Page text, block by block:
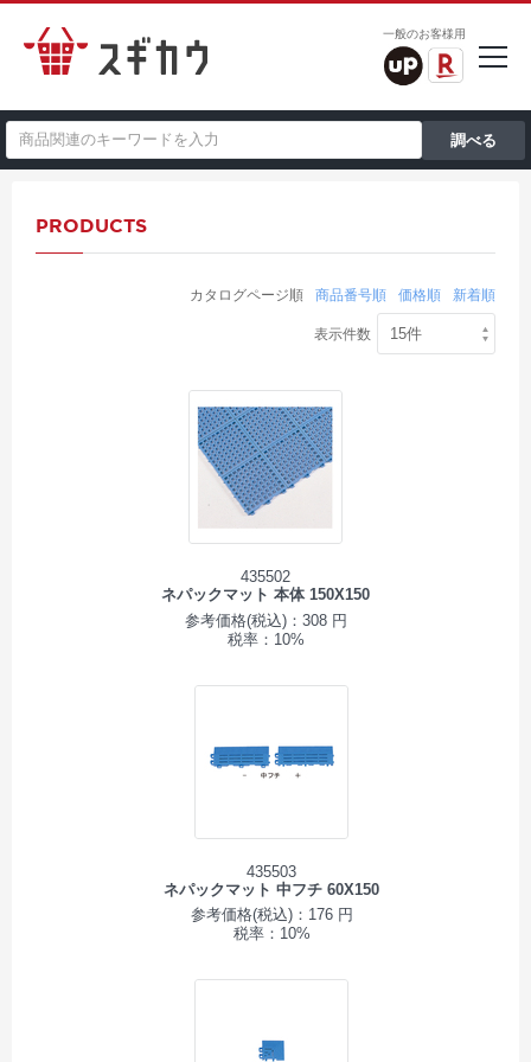
一般のお客様用
PRODUCTS
カタログページ順 商品番号順 価格順 新着順
表示件数
435502
ネパックマット 本体 150X150
参考価格(税込)：308 円
税率：10%
435503
ネパックマット 中フチ 60X150
参考価格(税込)：176 円
税率：10%